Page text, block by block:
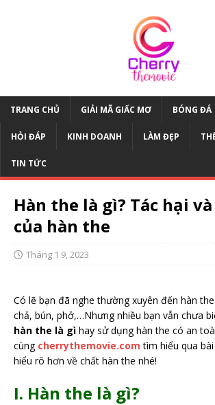
TRANG CHỦ GIẢI MÃ GIẤC MƠ BÓNG ĐÁ
HỎI ĐÁP KINH DOANH LÀM ĐẸP
TIN TỨC
Hàn the là gì? Tác hại
của hàn the
Tháng 1 9, 2023
Có lẽ bạn đã nghe thường xuyên đến hàn
chả, bún, phở,…Nhưng nhiều bạn vẫn chưa
hàn the là gì hay sử dụng hàn the có an
cùng cherrythemovie.com tìm hiểu qua
hiểu rõ hơn về chất hàn the nhé!
I. Hàn the là gì?